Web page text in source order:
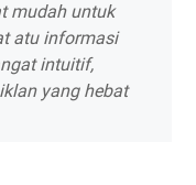
mudah untuk
atu informasi
intuitif,
yang hebat